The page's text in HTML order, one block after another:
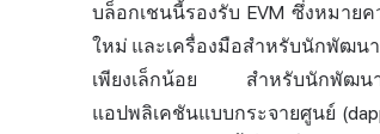
บล็อกเชนนี้รองรับ EVM ซึ่งหมายค
ใหม่ และเครื่องมือสำหรับนักพัฒนา
เพียงเล็กน้อย สำหรับนักพัฒน
แอปพลิเคชันแบบกระจายศูนย์